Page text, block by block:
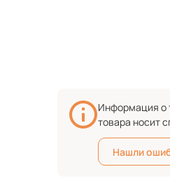
Информация о
товара носит
Нашли